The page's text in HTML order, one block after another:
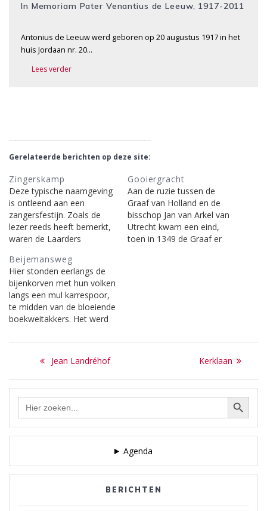
In Memoriam Pater Venantius de Leeuw, 1917-2011
Antonius de Leeuw werd geboren op 20 augustus 1917 in het
huis Jordaan nr. 20…
Lees verder
Gerelateerde berichten op deze site:
Zingerskamp
Deze typische naamgeving
is ontleend aan een
zangersfestijn. Zoals de
lezer reeds heeft bemerkt,
waren de Laarders
uitte zich in de
vooroorlogse jaren door
de vele nationale
muziekconcoursen die hier
gehouden werden. Eén
daarvan spande, doordat
aan was verbonden, zeker
wel de kroon. Dit…
Gooiergracht
Aan de ruzie tussen de
Graaf van Holland en de
bisschop Jan van Arkel van
Utrecht kwam een eind,
toen in 1349 de Graaf er
Beijemansweg
Hier stonden eerlangs de
bijenkorven met hun volken
langs een mul karrespoor,
te midden van de bloeiende
boekweitakkers. Het werd
genoemd. Aan de naam
lugubere geschiedenis
verbonden. Deze man had
een nauw contact met de
duivel. Hij woonde in een
alleenstaand huisje en…
Bericht
navigatie
Previous
Jean Landréhof
Next
Kerklaan
Zoek Zoekknop
Agenda
BERICHTEN